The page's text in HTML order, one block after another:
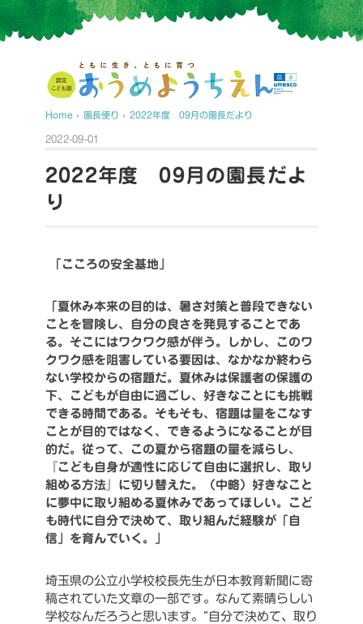
Home › 園長便り › 2022年度 09月の園長だより
2022-09-01
2022年度 09月の園長だよ
り
「こころの安全基地」
「夏休み本来の目的は、暑さ対策と普段できない
ことを冒険し、自分の良さを発見することであ
る。そこにはワクワク感が伴う。しかし、このワ
クワク感を阻害している要因は、なかなか終わら
ない学校からの宿題だ。夏休みは保護者の保護の
下、こどもが自由に過ごし、好きなことにも挑戦
できる時間である。そもそも、宿題は量をこなす
ことが目的ではなく、できるようになることが目
的だ。従って、この夏から宿題の量を減らし、
『こども自身が適性に応じて自由に選択し、取り
組める方法』に切り替えた。（中略）好きなこと
に夢中に取り組める夏休みであってほしい。こど
も時代に自分で決めて、取り組んだ経験が「自
信」を育んでいく。」
埼玉県の公立小学校校長先生が日本教育新聞に寄
稿されていた文章の一部です。なんて素晴らしい
学校なんだろうと思います。“自分で決めて、取り